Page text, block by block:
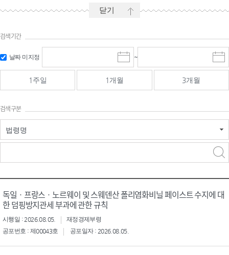
닫기
검색기간
날짜 미지정
시
작
일
선
~
마
감
선
1주일 1개월 3개월
검색구분
법령명
독일ㆍ프랑스ㆍ노르웨이 및 스웨덴산 폴리염화비닐 페이스트 수지에 대
한 덤핑방지관세 부과에 관한 규칙
시행일 : 2026.08.05.
재정경제부령
공포번호 : 제00043호
공포일자 : 2026.08.05.